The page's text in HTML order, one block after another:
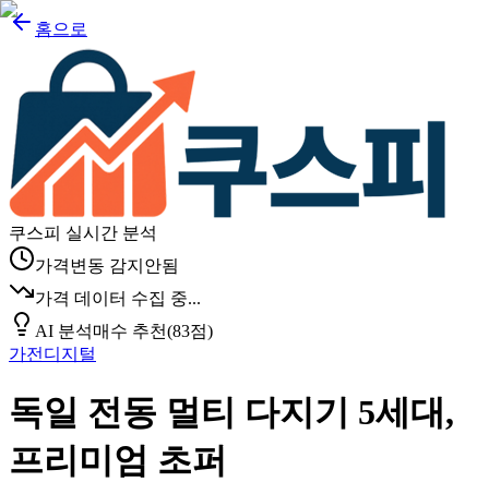
홈으로
쿠스피 실시간 분석
가격변동 감지안됨
가격 데이터 수집 중...
AI 분석매수 추천(83점)
가전디지털
독일 전동 멀티 다지기 5세대,
프리미엄 초퍼